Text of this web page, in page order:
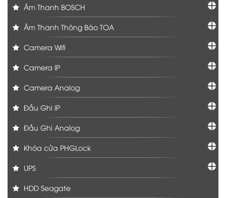
Âm Thanh BOSCH
Âm Thanh Thông Báo TOA
Camera Wifi
Camera IP
Camera Analog
Đầu Ghi IP
Đầu Ghi Analog
Khóa cửa PHGLock
UPS
HDD Seagate